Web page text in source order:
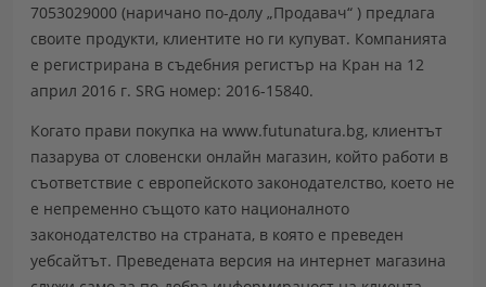
7053029000 (наричано по-долу „Продавач“ ) предлага
своите продукти, клиентите но ги купуват. Компанията
е регистрирана в съдебния регистър на Кран на 12
април 2016 г. SRG номер: 2016-15840.
Когато прави покупка на www.futunatura.bg, клиентът
пазарува от словенски онлайн магазин, който работи в
съответствие с европейското законодателство, което не
е непременно същото като националното
законодателство на страната, в която е преведен
уебсайтът. Преведената версия на интернет магазина